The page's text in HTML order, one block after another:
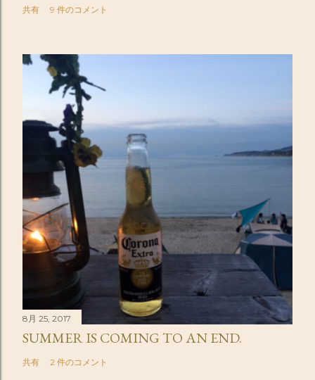
共有 9 件のコメント
8月 25, 2017
SUMMER IS COMING TO AN END.
共有 2 件のコメント